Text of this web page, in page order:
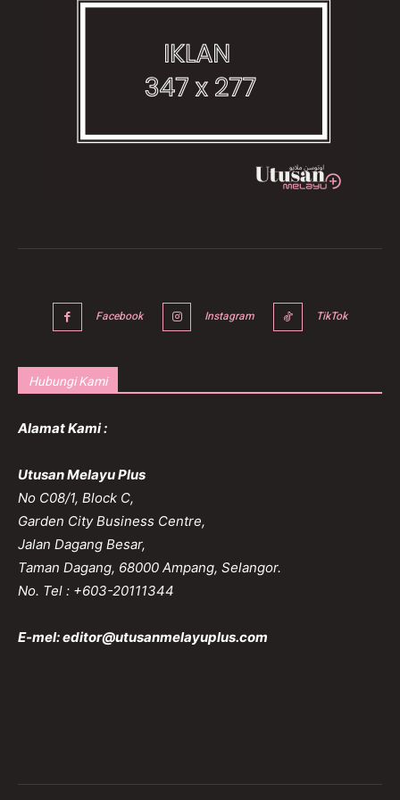
Facebook Instagram TikTok
Hubungi Kami
Alamat Kami :
Utusan Melayu Plus
No C08/1, Block C,
Garden City Business Centre,
Jalan Dagang Besar,
Taman Dagang, 68000 Ampang, Selangor.
No. Tel : +603-20111344
E-mel:editor@utusanmelayuplus.com